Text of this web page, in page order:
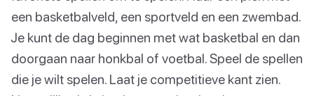
een basketbalveld, een sportveld en een zwembad.
Je kunt de dag beginnen met wat basketbal en dan
doorgaan naar honkbal of voetbal. Speel de spellen
die je wilt spelen. Laat je competitieve kant zien.